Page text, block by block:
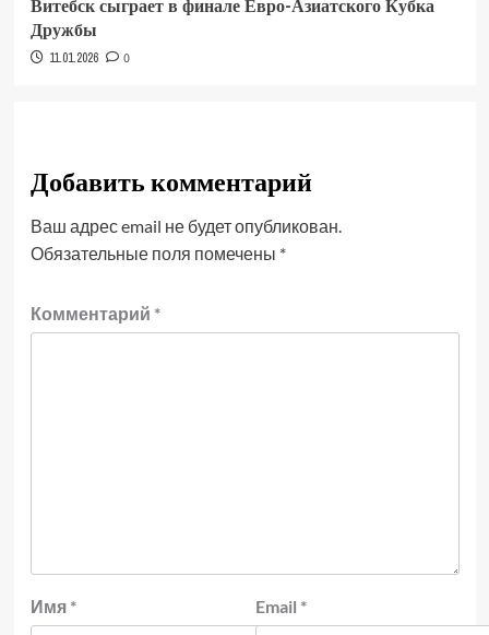
Витебск сыграет в финале Евро-Азиатского Кубка
Дружбы
11.01.2026 0
Добавить комментарий
Ваш адрес email не будет опубликован.
Обязательные поля помечены *
Комментарий *
Имя * Email *